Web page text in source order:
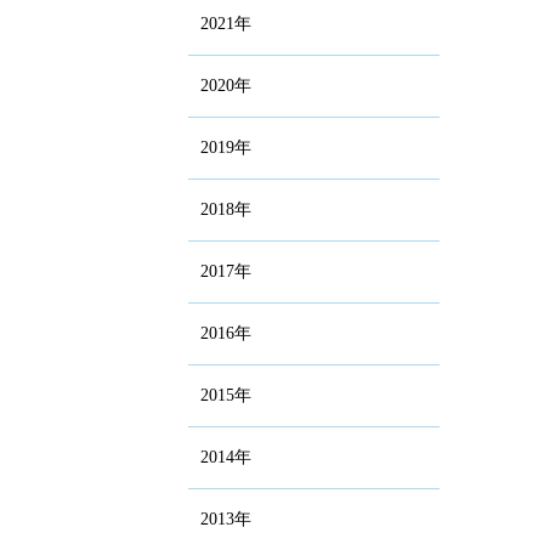
2021年
2020年
2019年
2018年
2017年
2016年
2015年
2014年
2013年